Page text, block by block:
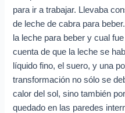
para ir a trabajar. Llevaba
de leche de cabra para
la leche para beber y cual
cuenta de que la leche se
líquido fino, el suero, y una
transformación no sólo se
calor del sol, sino también
quedado en las paredes